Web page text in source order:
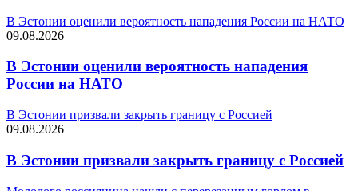
В Эстонии оценили вероятность нападения России на НАТО
09.08.2026
В Эстонии оценили вероятность нападения
России на НАТО
В Эстонии призвали закрыть границу с Россией
09.08.2026
В Эстонии призвали закрыть границу с Россией